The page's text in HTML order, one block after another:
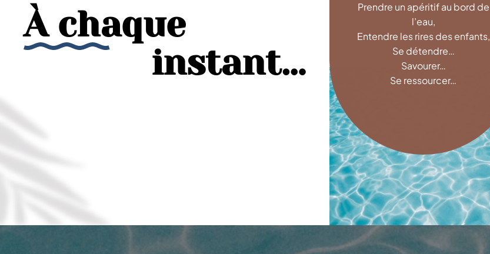
À chaque
instant…
Prendre un apéritif au bord de
l’eau,
Entendre les rires des enfants,
Se détendre…
Savourer…
Se ressourcer…